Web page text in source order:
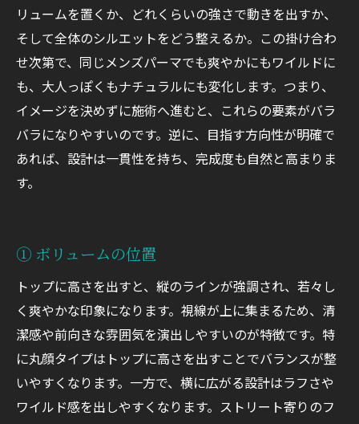
リュームを置くか、どれくらいの強さで動きを出すか、
そして全体のシルエットをどう整えるか。この掛け合わ
せ次第で、同じメンズパーマでも爽やかにもワイルドに
も、大人っぽくもナチュラルにも変化します。つまり、
イメージを決めずに施術へ進むと、これらの要素がバラ
バラになりやすいのです。逆に、目指す方向性が明確で
あれば、設計は一貫性を持ち、完成度も自然と高まりま
す。
① ボリュームの位置
トップに高さを出すと、縦のラインが強調され、若々し
く爽やかな印象になります。視線が上に集まるため、清
潔感や前向きな雰囲気を演出しやすいのが特徴です。特
に丸顔タイプはトップに高さを出すことでバランスが整
いやすくなります。一方で、横に広がる設計はラフさや
ワイルド感を出しやすくなります。ストリート寄りのフ